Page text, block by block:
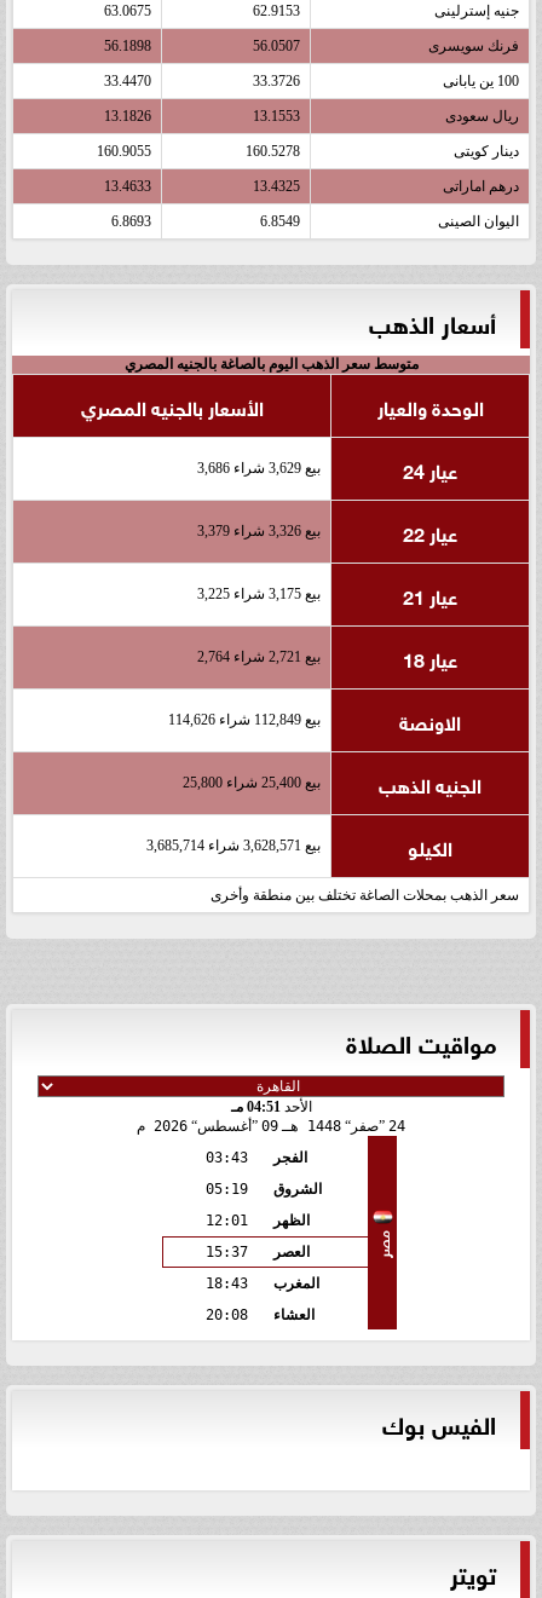
جنيه إسترلينى 62.9153
63.0675
فرنك سويسرى 56.0507
56.1898
100 ين يابانى 33.3726
33.4470
ريال سعودى 13.1553
13.1826
دينار كويتى 160.5278
160.9055
درهم اماراتى 13.4325
13.4633
اليوان الصينى 6.8549
6.8693
أسعار الذهب
متوسط سعر الذهب اليوم بالصاغة بالجنيه المصري
الوحدة والعيار
الأسعار بالجنيه المصري
عيار 24
بيع 3,629 شراء 3,686
عيار 22 بيع 3,326 شراء 3,379
عيار 21 بيع 3,175 شراء 3,225
عيار 18 بيع 2,721 شراء 2,764
الاونصة بيع 112,849 شراء 114,626
الجنيه الذهب بيع 25,400 شراء 25,800
الكيلو بيع 3,628,571 شراء 3,685,714
سعر الذهب بمحلات الصاغة تختلف بين منطقة وأخرى
مواقيت الصلاة
الأحد 04:51 مـ
24
صفر 1448 هـ 09 أغسطس 2026 م
مصر
الفجر
03:43
الشروق
05:19
الظهر
12:01
العصر
15:37
المغرب
18:43
العشاء
20:08
الفيس بوك
تويتر